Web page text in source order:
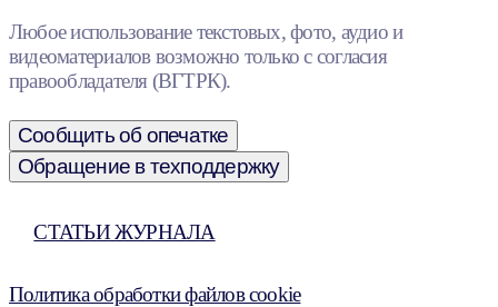
Любое использование текстовых, фото, аудио и
видеоматериалов возможно только с согласия
правообладателя (ВГТРК).
Сообщить об опечатке
Обращение в техподдержку
СТАТЬИ ЖУРНАЛА
Политика обработки файлов cookie